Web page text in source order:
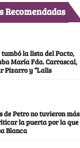
Recomendadas
la lista del Pacto,
María Fda. Carrascal,
Pizarro y “Lalis
de Petro no tuvieron más
la puerta por la que
Blanca